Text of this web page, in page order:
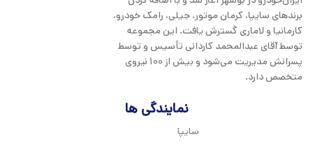
emotional appeal to the reader.برندهای سایپا، کرمان موتور، جیلی، رامک خودرو،
کارمانیا و لاماری گسترش یافت. این مجموعه
توسط آقای عبدالمحمد کاردانی تأسیس و توسط
پسرانش مدیریت می‌شود و بیش از 100 نیروی
متخصص دارد.
نمایندگی ها
سایپا